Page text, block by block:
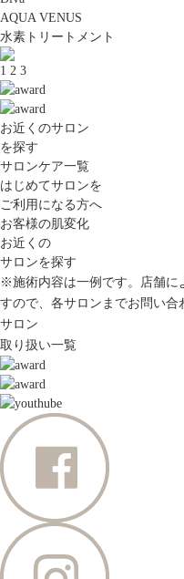
AQUA VENUS
水素トリートメント
1 2 3
お近くのサロン
を探す
サロンケア一覧
はじめてサロンを
ご利用になる方へ
お客様の肌変化
お近くの
サロンを探す
※施術内容は一例です。店舗に
すので、各サロンまでお問い合
サロン
取り扱い一覧